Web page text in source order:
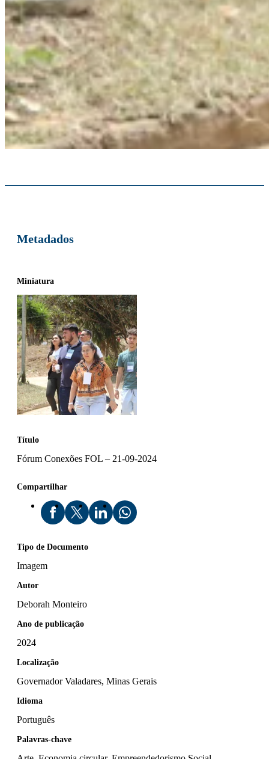
Metadados
Título
Fórum Conexões FOL – 21-09-2024
Miniatura
Compartilhar
Tipo de Documento
Imagem
Autor
Deborah Monteiro
Ano de publicação
2024
Localização
Governador Valadares, Minas Gerais
Idioma
Português
Palavras-chave